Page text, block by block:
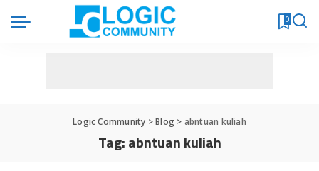
0
Logic Community >Blog > abntuan kuliah
Tag:abntuan kuliah